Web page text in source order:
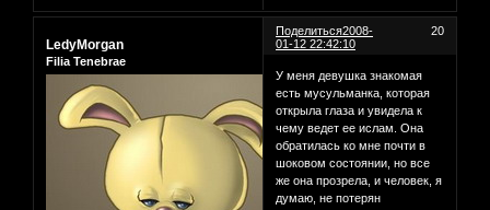
Поделиться 20
2008-
01-12 22:42:10
LedyMorgan
Filia Tenebrae
У меня девушка знакомая
есть мусульманка, которая
открыла глаза и увидела к
чему ведет ее ислам. Она
обратилась ко мне почти в
шоковом состоянии, но все
же она прозрела, и человек, я
думаю, не потерян